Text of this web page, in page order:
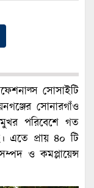
সোসাইটি
সোনারগাঁও
পরিবেশে গত
এতে প্রায় ৪০ টি
ও কমপ্লায়েন্স